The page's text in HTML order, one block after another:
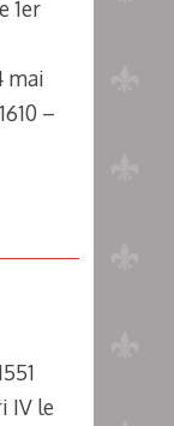
1er
mai
–
IV le